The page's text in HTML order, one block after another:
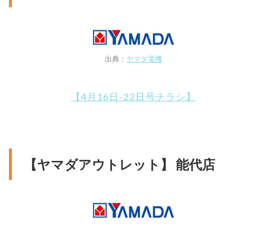
出典： ヤマダ電機
【4月16日-22日号チラシ】
【ヤマダアウトレット】 能代店